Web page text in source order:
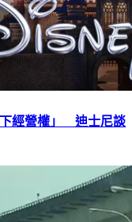
下經營權」 迪士尼談